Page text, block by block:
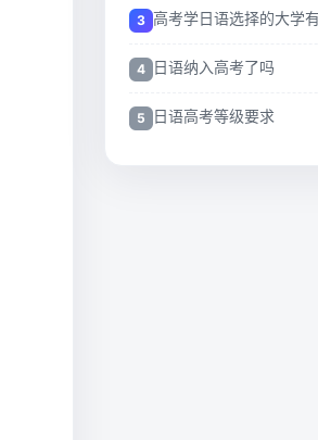
高考学日语选择的大学
日语纳入高考了吗
日语高考等级要求